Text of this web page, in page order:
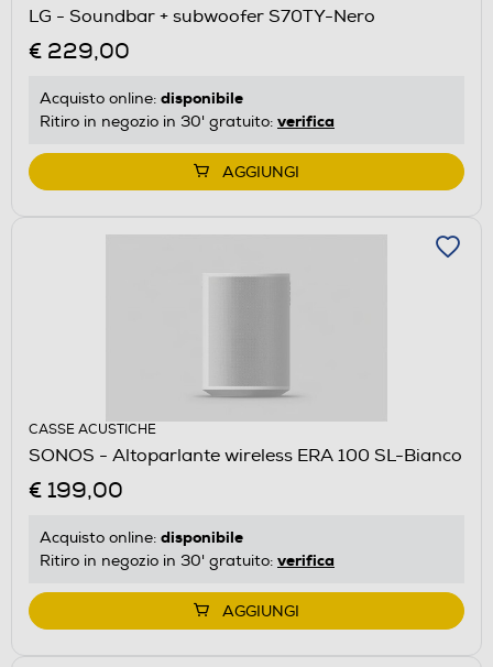
LG - Soundbar + subwoofer S70TY-Nero
€ 229,00
Acquisto online: disponibile
Ritiro in negozio in 30' gratuito: verifica
AGGIUNGI
CASSE ACUSTICHE
SONOS - Altoparlante wireless ERA 100 SL-Bianco
€ 199,00
Acquisto online: disponibile
Ritiro in negozio in 30' gratuito: verifica
AGGIUNGI